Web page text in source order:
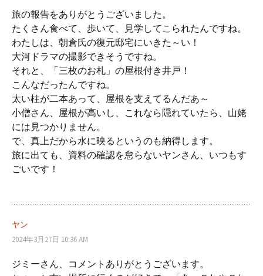
ゲ
ー
シ
ョ
ン
旅の報告をありがとうございました。
たくさん食べて、歩いて、見学してこられたんですね。
わたしは、朝倉氏の復元邸宅にいきた～い！
大河ドラマの撮影できそうですね。
それと、「三枚のお札」の屋根付き井戸！
こんなだったんですね。
太い柱が二本あって、屋根を支えてるんだあ～
小僧さん、屋根が高いし、これなら隠れていたら、山姥
には見つかりません。
で、真上だから水に映るというのも納得します。
旅に出ても、資料の確認を怠らないヤンさん、いつもす
ごいです！
ヤン
2024年3月27日 10:36 AM
ジミーさん、コメントありがとうございます。